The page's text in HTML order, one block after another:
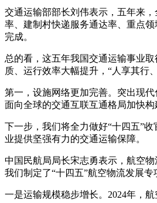
交通运输部部长刘伟表示，五年来
率、建制村快递服务通达率、重点
完成。
总的看，这五年我国交通运输事业
质、运行效率大幅提升，“人享其行
第一，设施网络更加完善。突出现
面向全球的交通互联互通格局加快
下一步，我们将全力做好“十四五”
业提供坚强有力的交通运输保障。
中国民航局局长宋志勇表示，航空
我们制定了“十四五”航空物流发展
一是运输规模稳步增长。2024年，航